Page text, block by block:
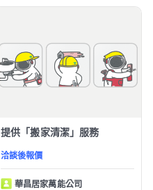
提供「搬家清潔」服務
洽談後報價
華昌居家萬能公司